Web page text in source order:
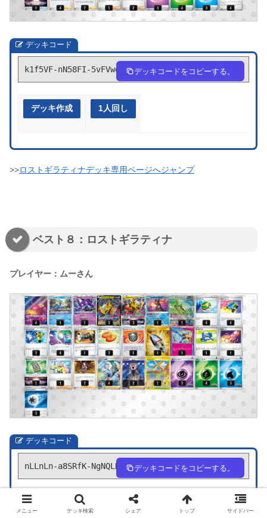
デッキコード
k1f5VF-nN58FI-5vFVwd デッキコードをコピーする。
デッキ作成 1人回し
>>ロストギラティナデッキ専用ページへジャンプ
ベスト８：ロストギラティナ
プレイヤー：ムーさん
デッキコード
nLLnLn-a8SRfK-NgNQLH デッキコードをコピーする。
デッキ作成
メニュー デッキ検索 シェア トップ サイドバー